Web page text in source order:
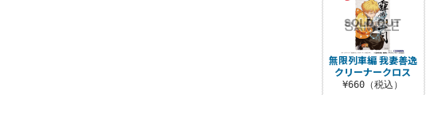
無限列車編 我妻善逸
クリーナークロス
¥660（税込）